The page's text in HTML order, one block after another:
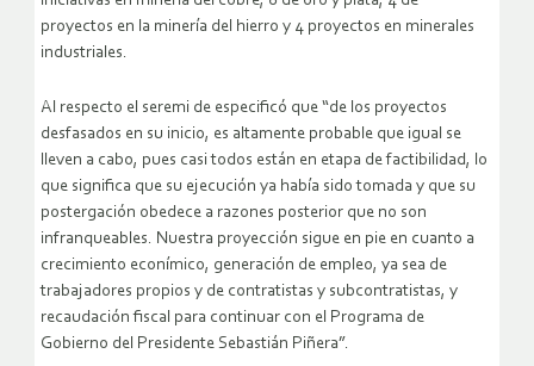
proyectos en la minería del hierro y 4 proyectos en minerales
industriales.
Al respecto el seremi de especificó que “de los proyectos
desfasados en su inicio, es altamente probable que igual se
lleven a cabo, pues casi todos están en etapa de factibilidad, lo
que significa que su ejecución ya había sido tomada y que su
postergación obedece a razones posterior que no son
infranqueables. Nuestra proyección sigue en pie en cuanto a
crecimiento econímico, generación de empleo, ya sea de
trabajadores propios y de contratistas y subcontratistas, y
recaudación fiscal para continuar con el Programa de
Gobierno del Presidente Sebastián Piñera”.